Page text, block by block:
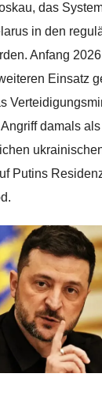
das
in den
Anfang
Einsatz
damals
Putins